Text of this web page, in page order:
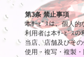
第3条 禁止事項
本ｻｰﾋﾞｽは、個人的
利用者は本ｻｰﾋﾞｽの
当店、店舗及びそ
使用・複写・複製